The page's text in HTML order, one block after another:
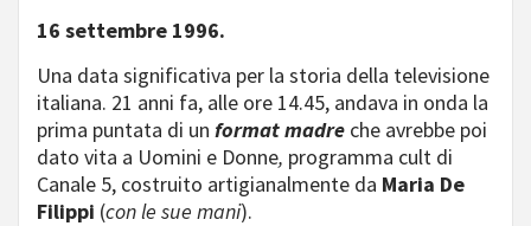
16 settembre 1996.
Una data significativa per la storia della televisione
italiana. 21 anni fa, alle ore 14.45, andava in onda la
prima puntata di un format madre che avrebbe poi
dato vita a Uomini e Donne, programma cult di
Canale 5, costruito artigianalmente da Maria De
Filippi (con le sue mani).